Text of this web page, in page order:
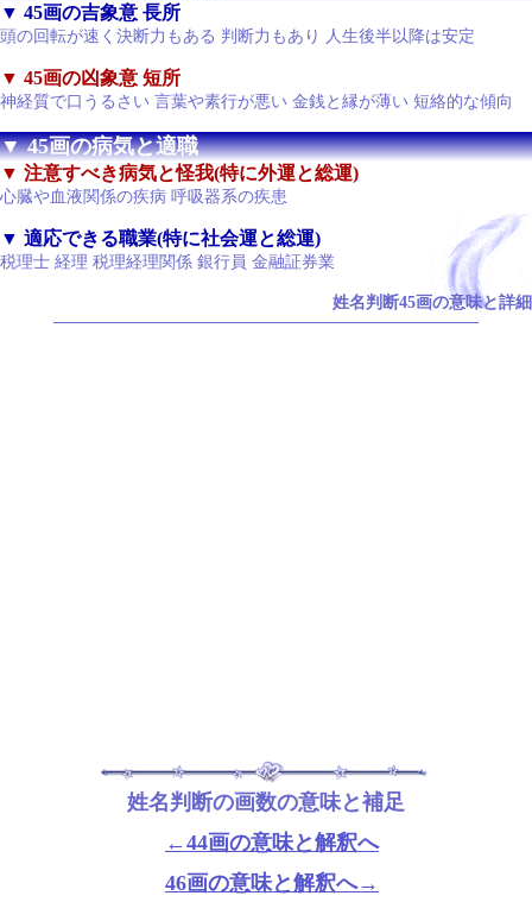
▼ 45画の吉象意 長所
頭の回転が速く決断力もある 判断力もあり 人生後半以降は安定
▼ 45画の凶象意 短所
神経質で口うるさい 言葉や素行が悪い 金銭と縁が薄い 短絡的な傾向
▼ 45画の病気と適職
▼ 注意すべき病気と怪我(特に外運と総運)
心臓や血液関係の疾病 呼吸器系の疾患
▼ 適応できる職業(特に社会運と総運)
税理士 経理 税理経理関係 銀行員 金融証券業
姓名判断45画の意味と詳細
姓名判断の画数の意味と補足
←44画の意味と解釈へ
46画の意味と解釈へ→